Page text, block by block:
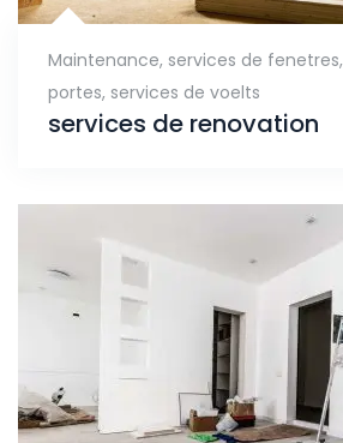
Maintenance, services de fenetres,
portes, services de voelts
services de renovation